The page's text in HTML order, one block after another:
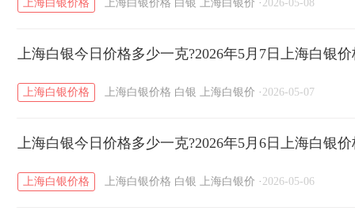
上海白银价格 上海白银价格 白银 上海白银价 · 2026-05-08
上海白银今日价格多少一克?2026年5月7日上海白银
上海白银价格 上海白银价格 白银 上海白银价 · 2026-05-07
上海白银今日价格多少一克?2026年5月6日上海白银
上海白银价格 上海白银价格 白银 上海白银价 · 2026-05-06